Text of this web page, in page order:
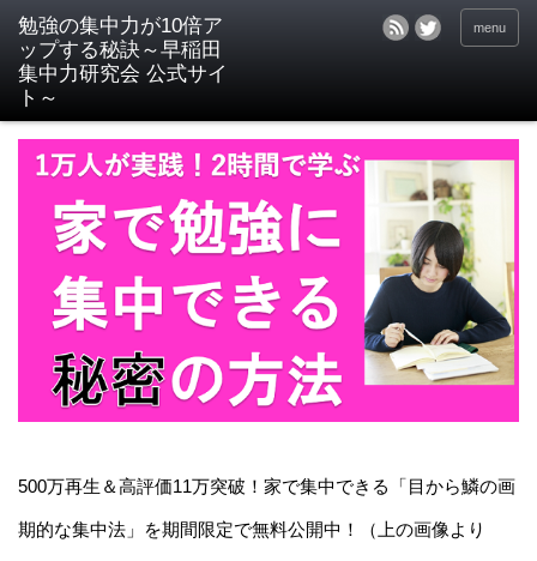
menu
500万再生＆高評価11万突破！家で集中できる「目から鱗の画
期的な集中法」を期間限定で無料公開中！（上の画像より